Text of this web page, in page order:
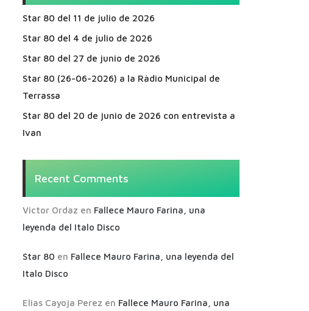
Star 80 del 11 de julio de 2026
Star 80 del 4 de julio de 2026
Star 80 del 27 de junio de 2026
Star 80 (26-06-2026) a la Ràdio Municipal de
Terrassa
Star 80 del 20 de junio de 2026 con entrevista a
Ivan
Recent Comments
Victor Ordaz en Fallece Mauro Farina, una
leyenda del Italo Disco
Star 80 en Fallece Mauro Farina, una leyenda del
Italo Disco
Elias Cayoja Perez en Fallece Mauro Farina, una